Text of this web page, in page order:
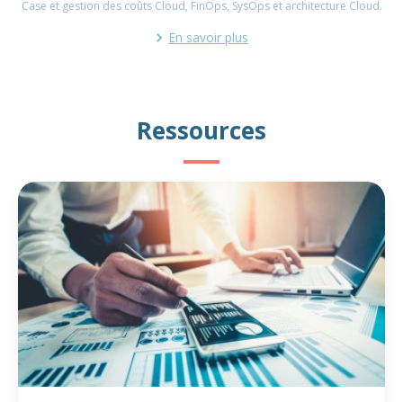
Case et gestion des coûts Cloud, FinOps, SysOps et architecture Cloud.
En savoir plus
Ressources